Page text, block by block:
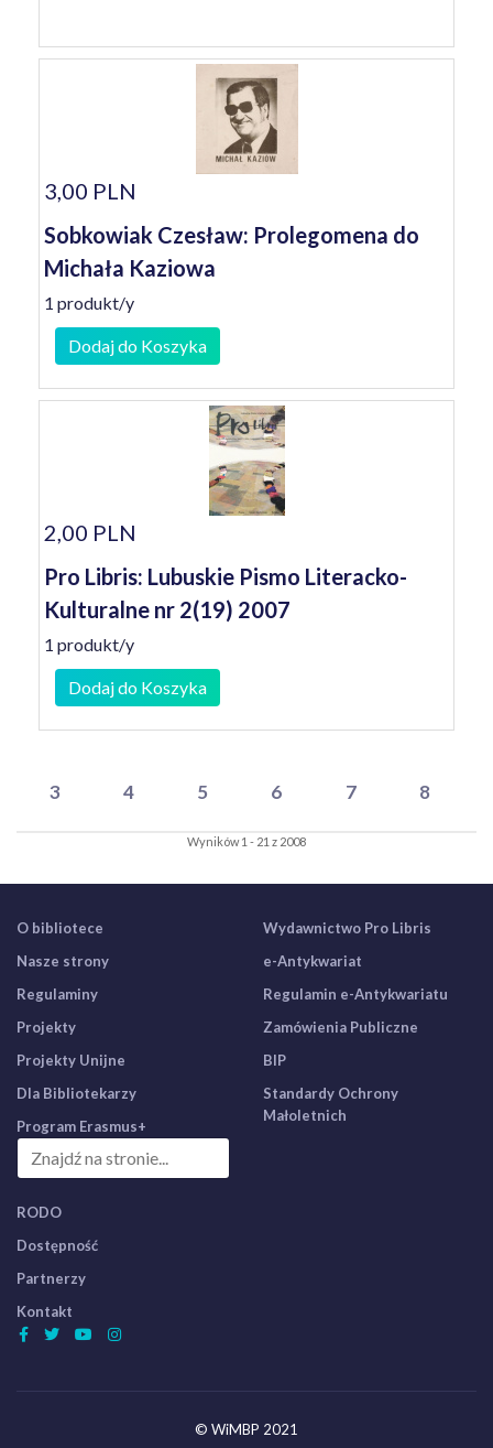
3,00 PLN
Sobkowiak Czesław: Prolegomena do
Michała Kaziowa
1 produkt/y
Dodaj do Koszyka
2,00 PLN
Pro Libris: Lubuskie Pismo Literacko-
Kulturalne nr 2(19) 2007
1 produkt/y
Dodaj do Koszyka
3 4 5 6 7 8
Wyników 1 - 21 z 2008
O bibliotece
Nasze strony
Regulaminy
Projekty
Projekty Unijne
Dla Bibliotekarzy
Program Erasmus+
Wydawnictwo Pro Libris
e-Antykwariat
Regulamin e-Antykwariatu
Zamówienia Publiczne
BIP
Standardy Ochrony
Małoletnich
RODO
Dostępność
Partnerzy
Kontakt
© WiMBP 2021